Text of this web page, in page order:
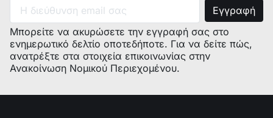
Μπορείτε να ακυρώσετε την εγγραφή σας στο
ενημερωτικό δελτίο οποτεδήποτε. Για να δείτε πώς,
ανατρέξτε στα στοιχεία επικοινωνίας στην
Ανακοίνωση Νομικού Περιεχομένου.